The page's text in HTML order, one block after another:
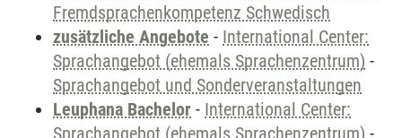
Fremdsprachenkompetenz Schwedisch
zusätzliche Angebote - International Center:
Sprachangebot (ehemals Sprachenzentrum) -
Sprachangebot und Sonderveranstaltungen
Leuphana Bachelor - International Center:
Sprachangebot (ehemals Sprachenzentrum) -